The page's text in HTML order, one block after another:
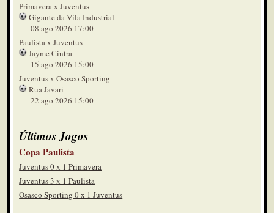
Primavera x Juventus
Gigante da Vila Industrial
08 ago 2026 17:00
Paulista x Juventus
Jayme Cintra
15 ago 2026 15:00
Juventus x Osasco Sporting
Rua Javari
22 ago 2026 15:00
Últimos Jogos
Copa Paulista
Juventus 0 x 1 Primavera
Juventus 3 x 1 Paulista
Osasco Sporting 0 x 1 Juventus